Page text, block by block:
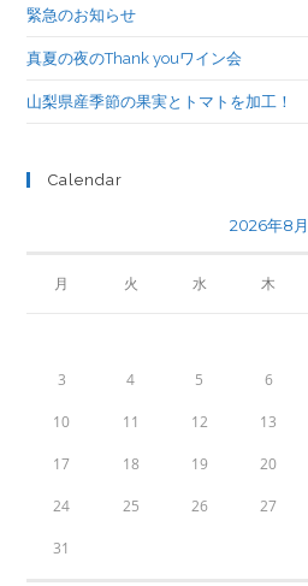
緊急のお知らせ
真夏の夜のThank youワイン会
山梨県産季節の果実とトマトを加工！
Calendar
2026年8月
月 火 水 木
3 4 5 6
10 11 12 13
17 18 19 20
24 25 26 27
31